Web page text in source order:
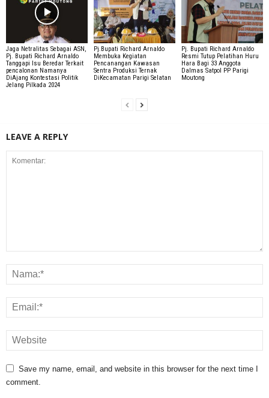
Jaga Netralitas Sebagai ASN,
Pj. Bupati Richard Arnaldo
Tanggapi Isu Beredar Terkait
pencalonan Namanya
DiAjang Kontestasi Politik
Jelang Pilkada 2024
Pj.Bupati Richard Arnaldo
Membuka Kegiatan
Pencanangan Kawasan
Sentra Produksi Ternak
DiKecamatan Parigi Selatan
Pj. Bupati Richard Arnaldo
Resmi Tutup Pelatihan Huru
Hara Bagi 33 Anggota
Dalmas Satpol PP Parigi
Moutong
LEAVE A REPLY
Save my name, email, and website in this browser for the next time I
comment.